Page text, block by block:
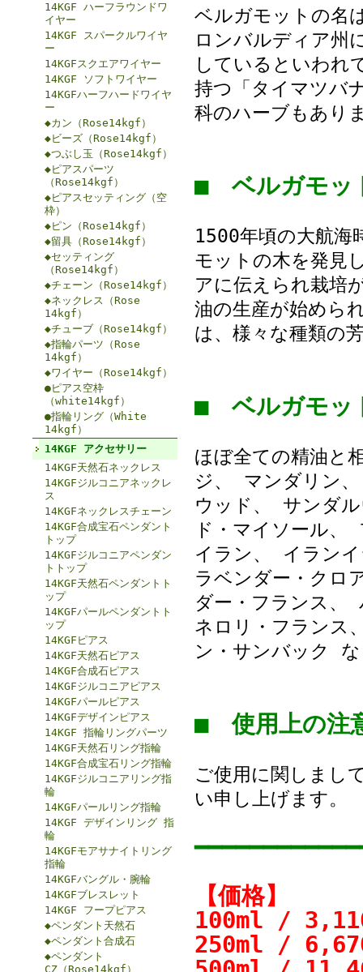
14KGF ハーフラウンドワ
イヤー
14KGF スパークルワイヤ
ー
14KGFスクエアワイヤー
14KGF ソフトワイヤー
14KGFハーフハードワイヤ
ー
◆カン（Rose14kgf）
◆ビーズ（Rose14kgf）
◆つぶし玉（Rose14kgf）
◆ピアスパーツ
（Rose14kgf）
◆ピアスセッティング（空
枠）
◆ピン（Rose14kgf）
◆留具（Rose14kgf）
◆セッティング
（Rose14kgf）
◆チェーン（Rose14kgf）
◆ネックレス（Rose
14kgf）
◆チューブ（Rose14kgf）
◆指輪パーツ（Rose
14kgf）
◆ワイヤー（Rose14kgf）
●ピアス空枠
（white14kgf）
●指輪リング（White
14kgf）
14KGF アクセサリー
14KGF天然石ネックレス
14KGFジルコニアネックレ
ス
14KGFネックレスチェーン
14KGF合成宝石ペンダント
トップ
14KGFジルコニアペンダン
トトップ
14KGF天然石ペンダントト
ップ
14KGFパールペンダントト
ップ
14KGFピアス
14KGF天然石ピアス
14KGF合成石ピアス
14KGFジルコニアピアス
14KGFパールピアス
14KGFデザインピアス
14KGF 指輪リングパーツ
14KGF天然石リング指輪
14KGF合成宝石リング指輪
14KGFジルコニアリング指
輪
14KGFパールリング指輪
14KGF デザインリング 指
輪
14KGFモアサナイトリング
指輪
14KGFバングル・腕輪
14KGFブレスレット
14KGF フープピアス
◆ペンダント天然石
◆ペンダント合成石
◆ペンダント
CZ（Rose14kgf）
ベルガモットの名
ロンバルディア州
しているといわれ
持つ「タイマツバ
科のハーブもあり
■ ベルガモ
1500年頃の大航海
モットの木を発見
アに伝えられ栽培
油の生産が始めら
は、様々な種類の
■ ベルガモッ
ほぼ全ての精油と
ジ、 マンダリン
ウッド、 サンダ
ド・マイソール
イラン、 イラン
ラベンダー・クロ
ダー・フランス、
ネロリ・フランス
ン・サンバック
■ 使用上の
ご使用に関しまし
い申し上げます。
【価格】
100ml /
250ml /